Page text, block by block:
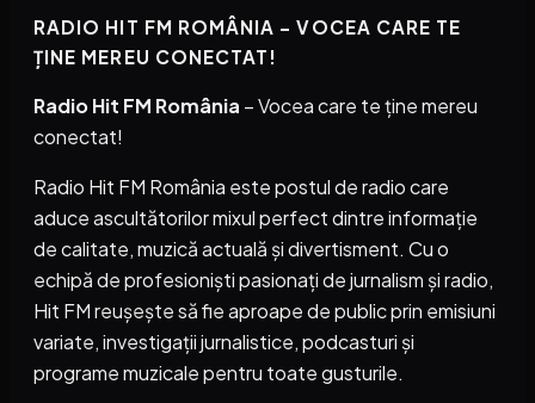
RADIO HIT FM ROMÂNIA – VOCEA CARE TE
ȚINE MEREU CONECTAT!
Radio Hit FM România – Vocea care te ține mereu
conectat!
Radio Hit FM România este postul de radio care
aduce ascultătorilor mixul perfect dintre informație
de calitate, muzică actuală și divertisment. Cu o
echipă de profesioniști pasionați de jurnalism și radio,
Hit FM reușește să fie aproape de public prin emisiuni
variate, investigații jurnalistice, podcasturi și
programe muzicale pentru toate gusturile.